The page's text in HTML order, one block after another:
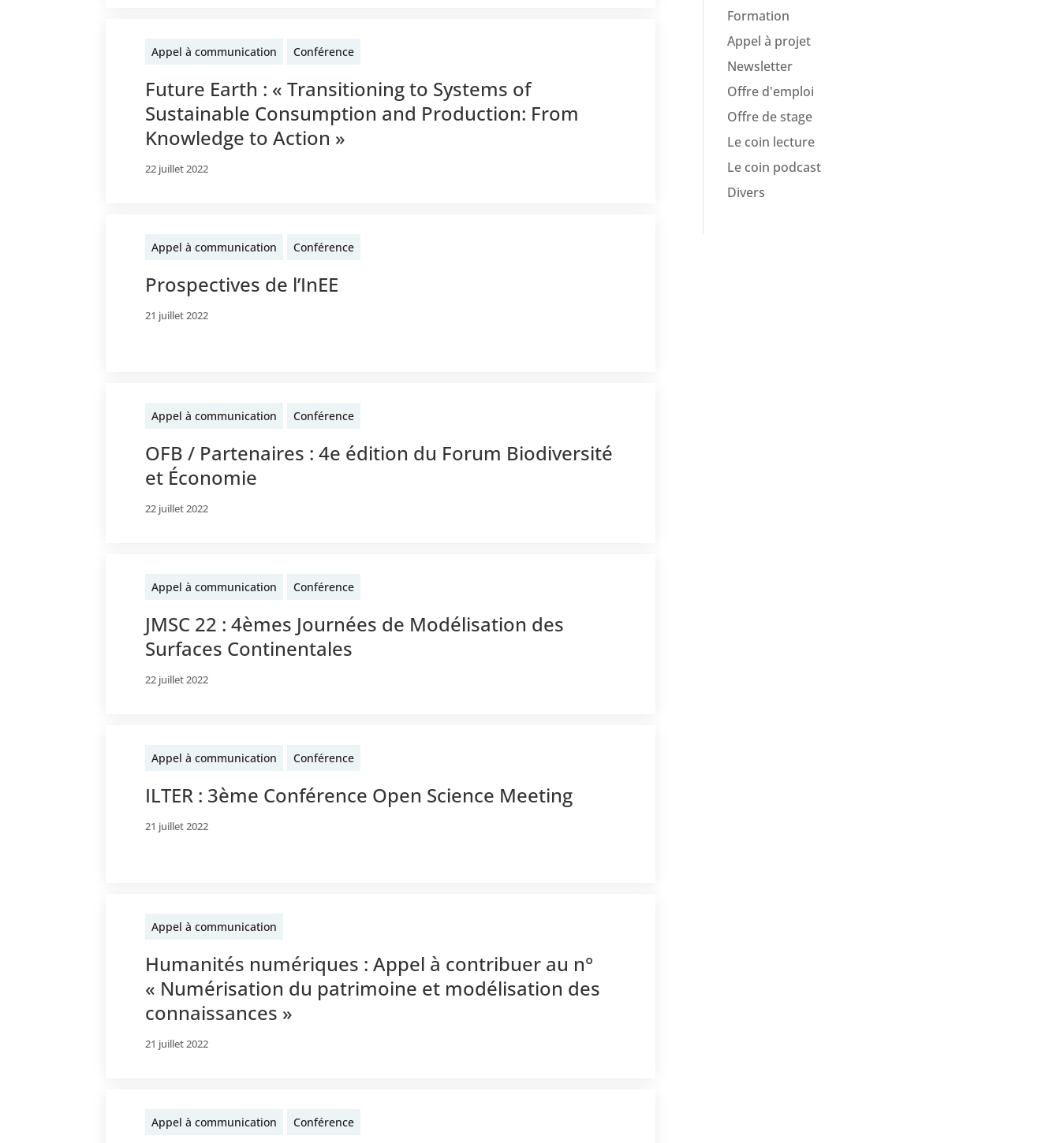
Appel à communication Conférence
Future Earth : « Transitioning to Systems of
Sustainable Consumption and Production: From
Knowledge to Action »
22 juillet 2022
Appel à communication Conférence
Prospectives de l’InEE
21 juillet 2022
Appel à communication Conférence
OFB / Partenaires : 4e édition du Forum Biodiversité
et Économie
22 juillet 2022
Appel à communication Conférence
JMSC 22 : 4èmes Journées de Modélisation des
Surfaces Continentales
22 juillet 2022
Appel à communication Conférence
ILTER : 3ème Conférence Open Science Meeting
21 juillet 2022
Appel à communication
Humanités numériques : Appel à contribuer au n°
« Numérisation du patrimoine et modélisation des
connaissances »
21 juillet 2022
Appel à communication Conférence
Formation
Appel à projet
Newsletter
Offre d'emploi
Offre de stage
Le coin lecture
Le coin podcast
Divers